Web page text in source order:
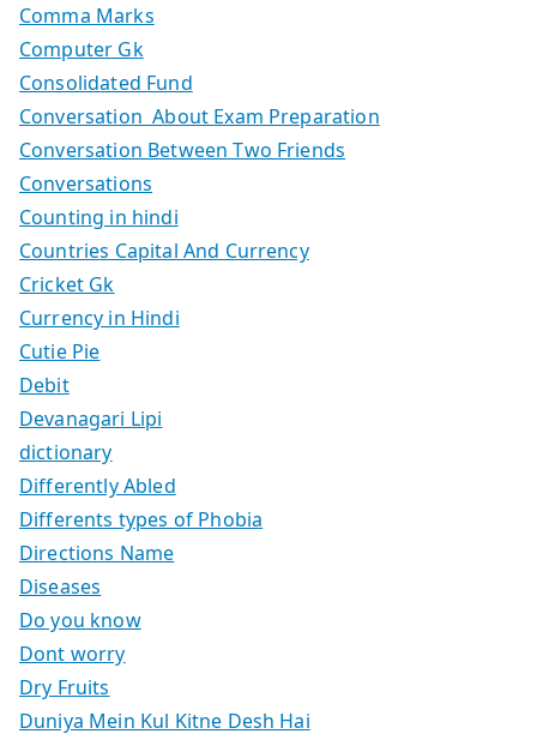
Comma Marks
Computer Gk
Consolidated Fund
Conversation About Exam Preparation
Conversation Between Two Friends
Conversations
Counting in hindi
Countries Capital And Currency
Cricket Gk
Currency in Hindi
Cutie Pie
Debit
Devanagari Lipi
dictionary
Differently Abled
Differents types of Phobia
Directions Name
Diseases
Do you know
Dont worry
Dry Fruits
Duniya Mein Kul Kitne Desh Hai